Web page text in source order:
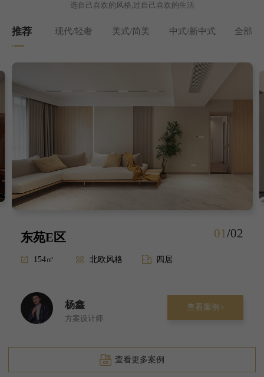
选自己喜欢的风格,过自己喜欢的生活
推荐 现代/轻奢 美式/简美 中式/新中式 全部
01/02
东苑E区
154㎡ 北欧风格 四居
杨鑫
方案设计师
查看案例>
查看更多案例